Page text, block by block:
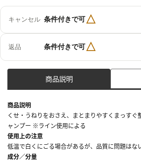
キャンセル 条件付きで可△
返品 条件付きで可△
商品説明
商品説明
くせ・うねりをおさえ、まとまりやすくまっす
ャンプー ※ライン使用による
使用上の注意
低温で白くにごる場合があるが、品質に問題はな
成分／分量